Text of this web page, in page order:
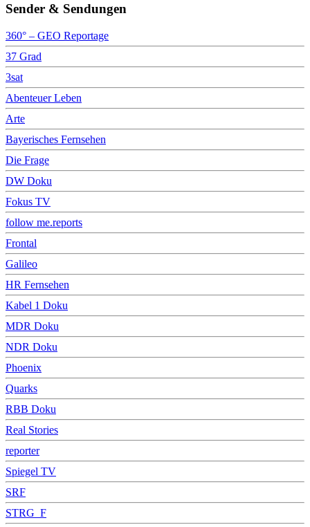
Sender & Sendungen
360° – GEO Reportage
37 Grad
3sat
Abenteuer Leben
Arte
Bayerisches Fernsehen
Die Frage
DW Doku
Fokus TV
follow me.reports
Frontal
Galileo
HR Fernsehen
Kabel 1 Doku
MDR Doku
NDR Doku
Phoenix
Quarks
RBB Doku
Real Stories
reporter
Spiegel TV
SRF
STRG_F